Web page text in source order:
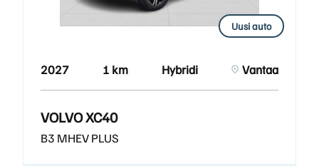
Uusi auto
2027 1 km Hybridi Vantaa
VOLVO XC40
B3 MHEV PLUS